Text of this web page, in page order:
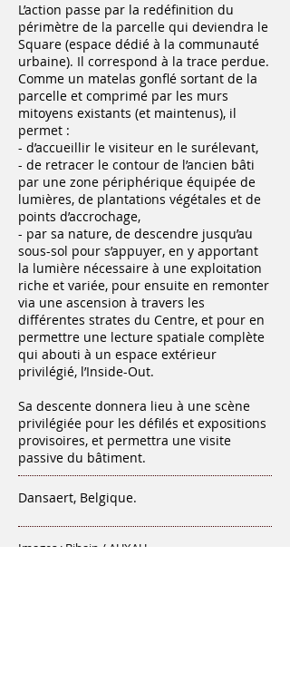
L’action passe par la redéfinition du
périmètre de la parcelle qui deviendra le
Square (espace dédié à la communauté
urbaine). Il correspond à la trace perdue.
Comme un matelas gonflé sortant de la
parcelle et comprimé par les murs
mitoyens existants (et maintenus), il
permet :
- d’accueillir le visiteur en le surélevant,
- de retracer le contour de l’ancien bâti
par une zone périphérique équipée de
lumières, de plantations végétales et de
points d’accrochage,
- par sa nature, de descendre jusqu’au
sous-sol pour s’appuyer, en y apportant
la lumière nécessaire à une exploitation
riche et variée, pour ensuite en remonter
via une ascension à travers les
différentes strates du Centre, et pour en
permettre une lecture spatiale complète
qui abouti à un espace extérieur
privilégié, l’Inside-Out.
Sa descente donnera lieu à une scène
privilégiée pour les défilés et expositions
provisoires, et permettra une visite
passive du bâtiment.
Dansaert, Belgique.
Images : Bihain / AUXAU